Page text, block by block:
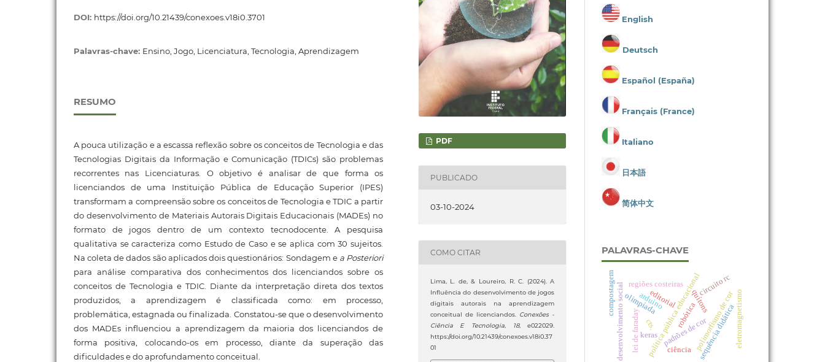
DOI: https://doi.org/10.21439/conexoes.v18i0.3701
Palavras-chave: Ensino, Jogo, Licenciatura, Tecnologia, Aprendizagem
RESUMO
A pouca utilização e a escassa reflexão sobre os conceitos de Tecnologia e das
Tecnologias Digitais da Informação e Comunicação (TDICs) são problemas
recorrentes nas Licenciaturas. O objetivo é analisar de que forma os
licenciandos de uma Instituição Pública de Educação Superior (IPES)
transformam a compreensão sobre os conceitos de Tecnologia e TDIC a partir
do desenvolvimento de Materiais Autorais Digitais Educacionais (MADEs) no
formato de jogos dentro de um contexto tecnodocente. A pesquisa
qualitativa se caracteriza como Estudo de Caso e se aplica com 30 sujeitos.
Na coleta de dados são aplicados dois questionários: Sondagem e a Posteriori
para análise comparativa dos conhecimentos dos licenciandos sobre os
conceitos de Tecnologia e TDIC. Diante da interpretação direta dos textos
produzidos, a aprendizagem é classificada como: em processo,
problemática, estagnada ou finalizada. Constatou-se que o desenvolvimento
dos MADEs influenciou a aprendizagem da maioria dos licenciandos de
forma positiva, colocando-os em processo, diante da superação das
dificuldades e do aprofundamento conceitual.
PDF
PUBLICADO
03-10-2024
COMO CITAR
Lima, L. de, & Loureiro, R. C. (2024). A
Influência do desenvolvimento de jogos
digitais autorais na aprendizagem
conceitual de licenciandos. Conexões -
Ciência E Tecnologia, 18, e022029.
https://doi.org/10.21439/conexoes.v18i0.37
01
English
Deutsch
Español (España)
Français (France)
Italiano
日本語
简体中文
PALAVRAS-CHAVE
editorial
olimpíadapolítica pública educacional
padrões de corpolimorfismo de cor
quítons
regiões costeiras
robótica
keras
desenvolvimento social sequência didática
cts.
compostagem
lei de faraday eletromagnetismo
ciência
arduino
circuito rc